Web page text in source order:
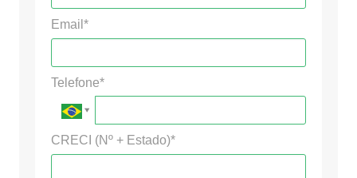
Email*
Telefone*
CRECI (Nº + Estado)*